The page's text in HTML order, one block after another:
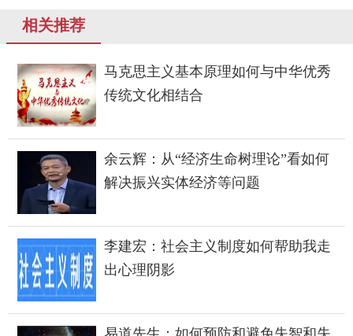
相关推荐
马克思主义基本原理如何与中华优秀
传统文化相结合
余云辉：从“经济生命树理论”看如何
解决振兴实体经济等问题
李建宏：社会主义制度如何帮助我走
出心理阴影